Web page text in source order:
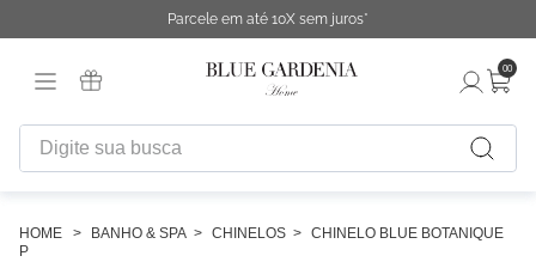
Parcele em até 10X sem juros*
00
Digite sua busca
BANHO & SPA CHINELOS
CHINELO BLUE BOTANIQUE
P
1º
fronha